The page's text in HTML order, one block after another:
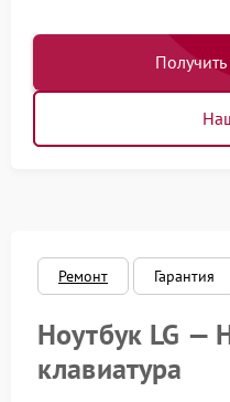
Ремонт Гарантия
Ноутбук LG —
клавиатура